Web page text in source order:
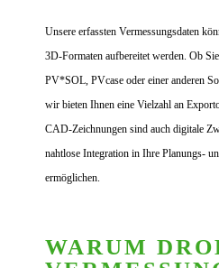
Unsere erfassten Vermessungsdaten
3D-Formaten aufbereitet werden. Ob
PV*SOL, PVcase oder einer anderen
wir bieten Ihnen eine Vielzahl an
CAD-Zeichnungen sind auch digitale
nahtlose Integration in Ihre Planungs-
ermöglichen.
WARUM